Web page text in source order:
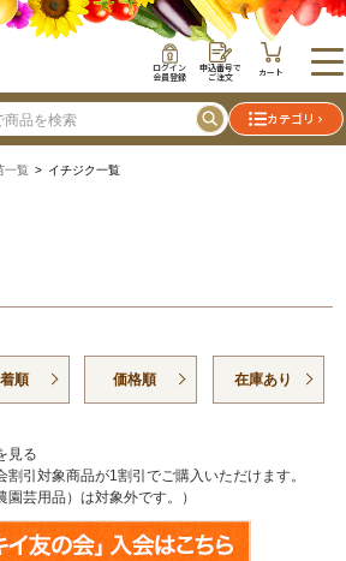
ログイン
会員登録
申込番号で
ご注文 カート
カテゴリ
一覧 > イチジク一覧
順 価格順 在庫あり
見る
引対象商品が1割引でご購入いただけます。
芸用品）は対象外です。）